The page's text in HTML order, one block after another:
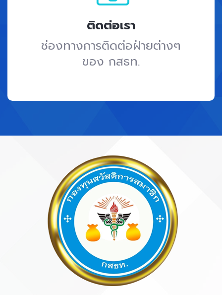
ติดต่อเรา
ช่องทางการติดต่อฝ่ายต่างๆ
ของ กสธท.